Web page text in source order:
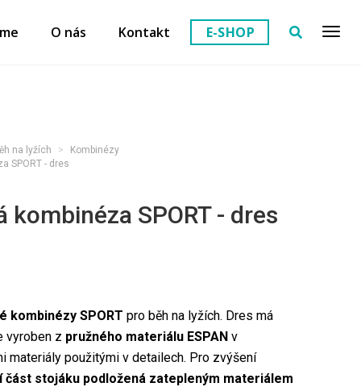
O nás Kontakt E-SHOP
na lyžích
Kombinézy
SPORT - dres
kombinéza SPORT - dres
kombinézy SPORT pro běh na lyžích. Dres má
vyroben z pružného materiálu ESPANv
materiály použitými v detailech. Pro zvýšení
část stojáku podložená zatepleným materiálem